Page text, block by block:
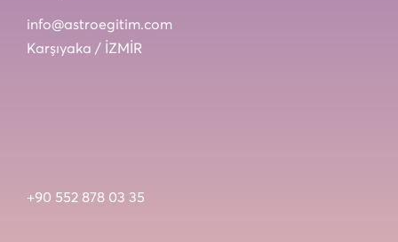
info@astroegitim.com
Karşıyaka / İZMİR
+90 552 878 03 35